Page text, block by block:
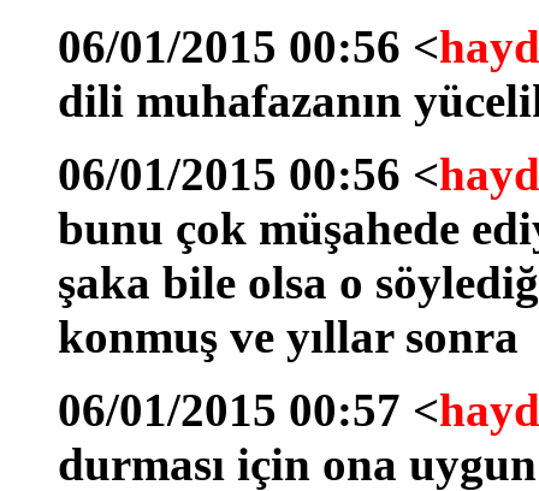
06/01/2015 00:56 <
dili muhafazanın
06/01/2015 00:56 <
bunu çok müşahede
şaka bile olsa o
konmuş ve yıllar sonra
06/01/2015 00:57 <
durması için ona